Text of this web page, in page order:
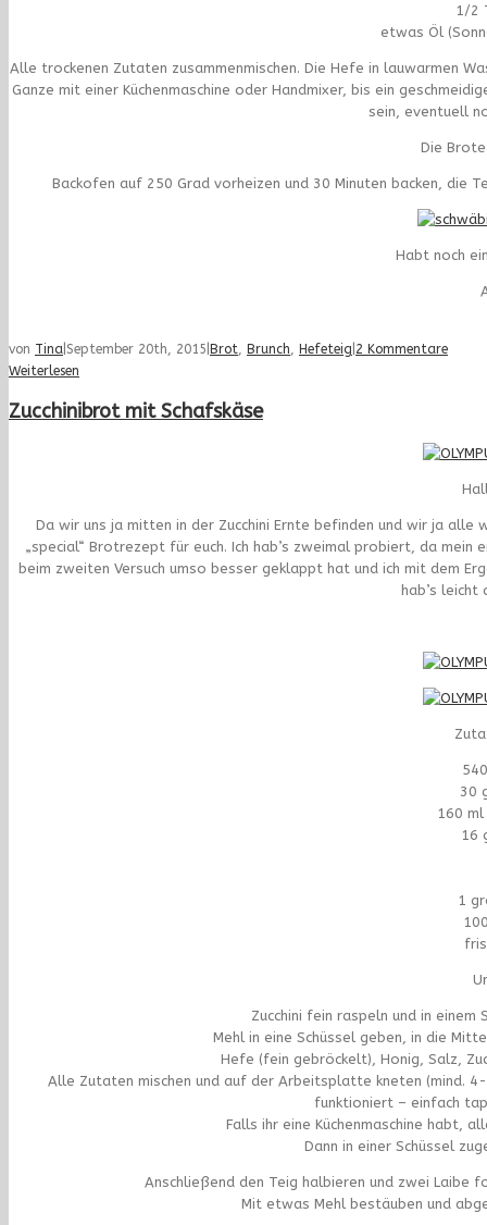
1/2
etwas Öl
Alle trockenen Zutaten zusammenmischen. Die Hefe in lauwarmen
Ganze mit einer Küchenmaschine oder Handmixer, bis ein
sein, eventuell
Die
Backofen auf 250 Grad vorheizen und 30 Minuten backen, die
Habt noch
von Tina September 20th, 2015 Brot Brunch Hefeteig 2 Kommentare
Weiterlesen
Zucchinibrot mit Schafskäse
Da wir uns ja mitten in der Zucchini Ernte befinden und wir ja
„special“ Brotrezept für euch. Ich hab’s zweimal probiert, da
beim zweiten Versuch umso besser geklappt hat und ich mit dem
hab’s
30
160
16
1
Zucchini fein raspeln und in
Mehl in eine Schüssel geben, in die
Hefe (fein gebröckelt), Honig, Salz,
Alle Zutaten mischen und auf der Arbeitsplatte kneten (mind.
funktioniert – einfach
Falls ihr eine Küchenmaschine habt,
Dann in einer Schüssel
Anschließend den Teig halbieren und zwei Laibe
Mit etwas Mehl bestäuben und